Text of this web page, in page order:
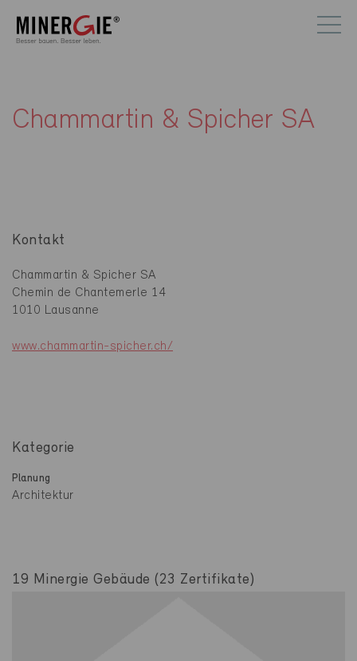
Chammartin & Spicher SA
Kontakt
Chammartin & Spicher SA
Chemin de Chantemerle 14
1010 Lausanne
www.chammartin-spicher.ch/
Kategorie
Planung
Architektur
19 Minergie Gebäude (23 Zertifikate)